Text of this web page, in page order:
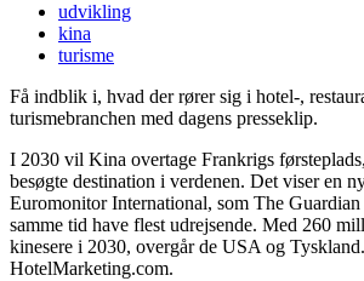
udvikling
kina
turisme
Få indblik i, hvad der rører sig i hotel-,
turismebranchen med dagens presseklip.
I 2030 vil Kina overtage Frankrigs
besøgte destination i verdenen. Det viser en
Euromonitor International, som The
samme tid have flest udrejsende. Med 260
kinesere i 2030, overgår de USA og
HotelMarketing.com.